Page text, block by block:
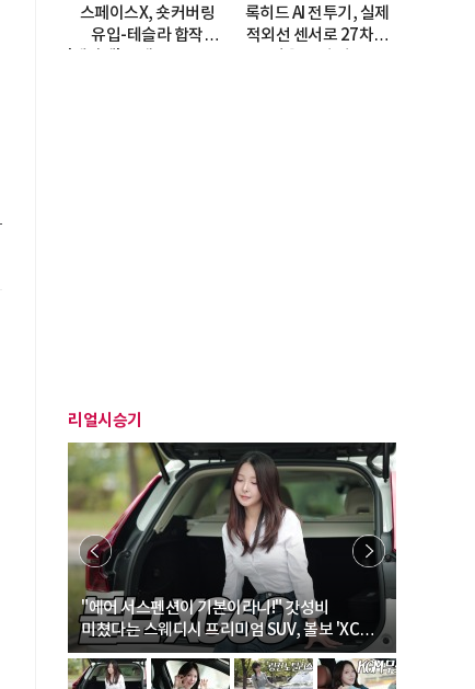
스페이스X, 숏커버링
유입-테슬라 합작
록히드 AI 전투기, 실제
적외선 센서로 27차례
리얼시승기
"에어 서스펜션이 기본이라니!" 갓성비
미쳤다는 스웨디시 프리미엄 SUV, 볼보 'XC60
B5 울트라'